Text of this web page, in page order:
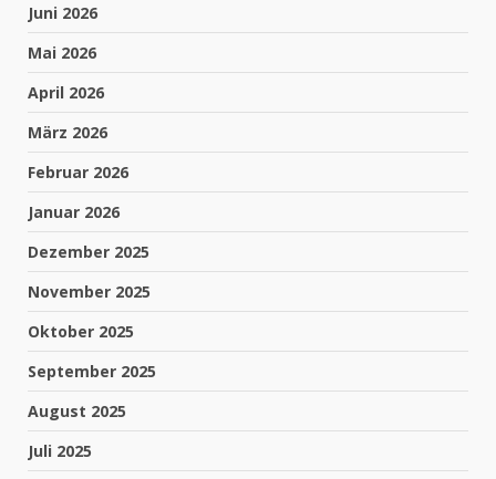
Juni 2026
Mai 2026
April 2026
März 2026
Februar 2026
Januar 2026
Dezember 2025
November 2025
Oktober 2025
September 2025
August 2025
Juli 2025